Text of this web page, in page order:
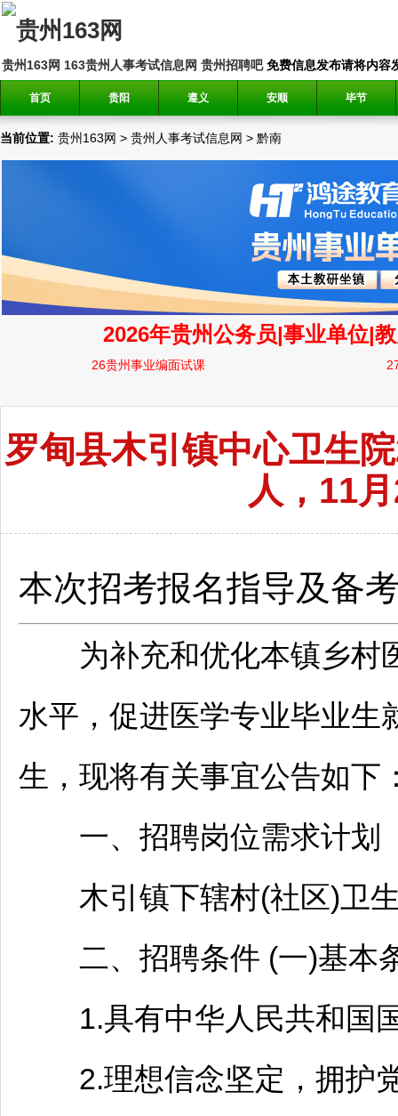
贵州163网 163贵州人事考试信息网 贵州招聘吧免费信息发布请将内容
首页 贵阳 遵义 安顺 毕节
当前位置: 贵州163网 > 贵州人事考试信息网 > 黔南
罗甸县木引镇中心卫生
人，11
本次招考报名指导及备
为补充和优化本镇乡村
水平，促进医学专业毕业生
生，现将有关事宜公告如下
一、 招聘岗位需求计划
木引镇下辖村(社区)卫生
二、 招聘条件 (一)基本
1.具有中华人民共和国
2.理想信念坚定，拥护党